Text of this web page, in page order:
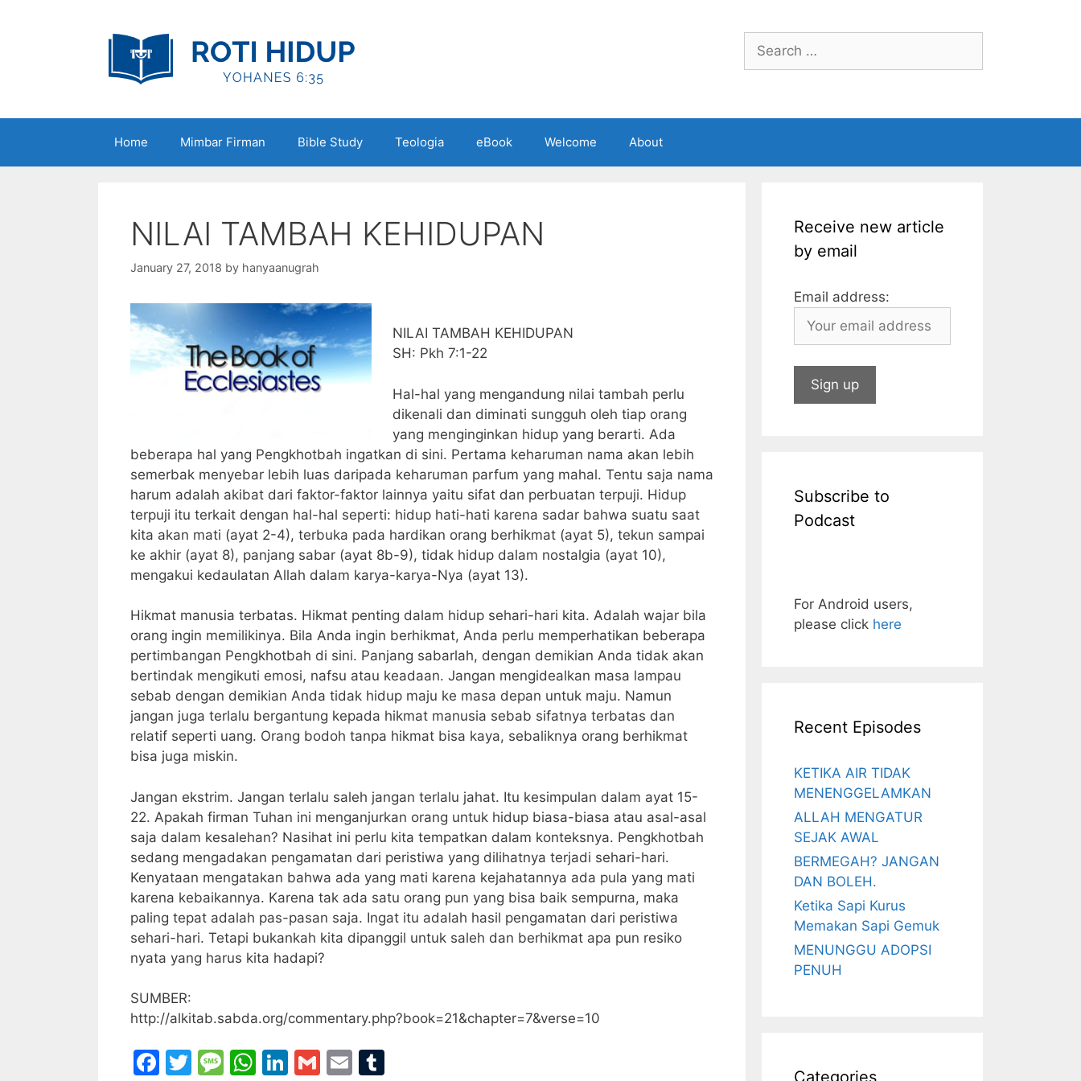
Search
for:
Home Mimbar Firman Bible Study Teologia eBook Welcome About
NILAI TAMBAH KEHIDUPAN
January 27, 2018 by hanyaanugrah
NILAI TAMBAH KEHIDUPAN
SH: Pkh 7:1-22
Hal-hal yang mengandung nilai tambah perlu
dikenali dan diminati sungguh oleh tiap orang
yang menginginkan hidup yang berarti. Ada
beberapa hal yang Pengkhotbah ingatkan di sini. Pertama keharuman nama akan lebih
semerbak menyebar lebih luas daripada keharuman parfum yang mahal. Tentu saja nama
harum adalah akibat dari faktor-faktor lainnya yaitu sifat dan perbuatan terpuji. Hidup
terpuji itu terkait dengan hal-hal seperti: hidup hati-hati karena sadar bahwa suatu saat
kita akan mati (ayat 2-4), terbuka pada hardikan orang berhikmat (ayat 5), tekun sampai
ke akhir (ayat 8), panjang sabar (ayat 8b-9), tidak hidup dalam nostalgia (ayat 10),
mengakui kedaulatan Allah dalam karya-karya-Nya (ayat 13).
Hikmat manusia terbatas. Hikmat penting dalam hidup sehari-hari kita. Adalah wajar bila
orang ingin memilikinya. Bila Anda ingin berhikmat, Anda perlu memperhatikan beberapa
pertimbangan Pengkhotbah di sini. Panjang sabarlah, dengan demikian Anda tidak akan
bertindak mengikuti emosi, nafsu atau keadaan. Jangan mengidealkan masa lampau
sebab dengan demikian Anda tidak hidup maju ke masa depan untuk maju. Namun
jangan juga terlalu bergantung kepada hikmat manusia sebab sifatnya terbatas dan
relatif seperti uang. Orang bodoh tanpa hikmat bisa kaya, sebaliknya orang berhikmat
bisa juga miskin.
Jangan ekstrim. Jangan terlalu saleh jangan terlalu jahat. Itu kesimpulan dalam ayat 15-
22. Apakah firman Tuhan ini menganjurkan orang untuk hidup biasa-biasa atau asal-asal
saja dalam kesalehan? Nasihat ini perlu kita tempatkan dalam konteksnya. Pengkhotbah
sedang mengadakan pengamatan dari peristiwa yang dilihatnya terjadi sehari-hari.
Kenyataan mengatakan bahwa ada yang mati karena kejahatannya ada pula yang mati
karena kebaikannya. Karena tak ada satu orang pun yang bisa baik sempurna, maka
paling tepat adalah pas-pasan saja. Ingat itu adalah hasil pengamatan dari peristiwa
sehari-hari. Tetapi bukankah kita dipanggil untuk saleh dan berhikmat apa pun resiko
nyata yang harus kita hadapi?
SUMBER:
http://alkitab.sabda.org/commentary.php?book=21&chapter=7&verse=10
F
T
M W Li G
E
Receive new article
by email
Email address:
Subscribe to
Podcast
For Android users,
please click here
Recent Episodes
KETIKA AIR TIDAK
MENENGGELAMKAN
ALLAH MENGATUR
SEJAK AWAL
BERMEGAH? JANGAN
DAN BOLEH.
Ketika Sapi Kurus
Memakan Sapi Gemuk
MENUNGGU ADOPSI
PENUH
Categories